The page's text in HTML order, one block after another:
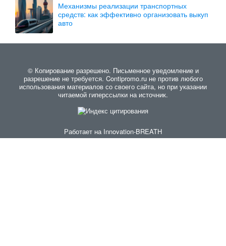
Механизмы реализации транспортных
средств: как эффективно организовать выкуп
авто
© Копирование разрешено. Письменное уведомление и
разрешение не требуется. Contipromo.ru не против любого
использования материалов со своего сайта, но при указании
читаемой гиперссылки на источник.
Работает на Innovation-BREATH